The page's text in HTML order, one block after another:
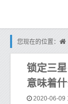
您现在的位置：
锁定三
意味着
2020-06-09